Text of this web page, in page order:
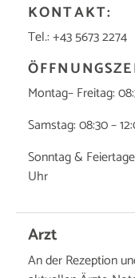
KONTAKT:
Tel.: +43 5673 2274
Montag– Freitag:
Samstag: 08:30 –
Sonntag &
Uhr
Arzt
An der Rezeption